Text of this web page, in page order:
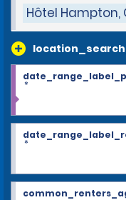
Hôtel
*
*